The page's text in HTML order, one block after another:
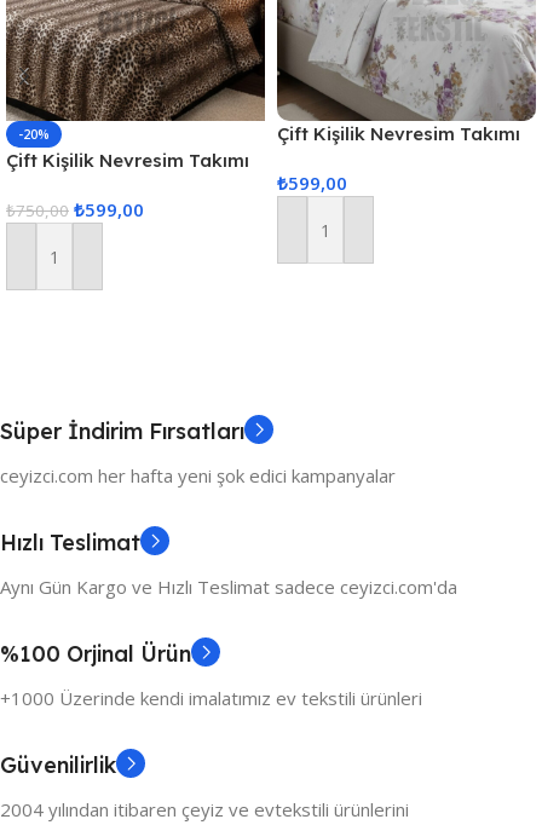
-20%
Çift Kişilik Nevresim Takımı
₺750,00 ₺599,00
Sepete Ekle
Çift Kişilik Nevresim Takımı
₺599,00
Sepete Ekle
Süper İndirim Fırsatları
ceyizci.com her hafta yeni şok edici kampanyalar
Hızlı Teslimat
Aynı Gün Kargo ve Hızlı Teslimat sadece ceyizci.com'da
%100 Orjinal Ürün
+1000 Üzerinde kendi imalatımız ev tekstili ürünleri
Güvenilirlik
2004 yılından itibaren çeyiz ve evtekstili ürünlerini